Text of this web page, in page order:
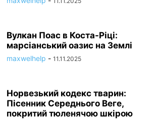
Вулкан Поас в Коста-Ріці:
марсіанський оазис на Землі
maxwelhelp - 11.11.2025
Норвезький кодекс тварин:
Пісенник Середнього Веге,
покритий тюленячою шкірою